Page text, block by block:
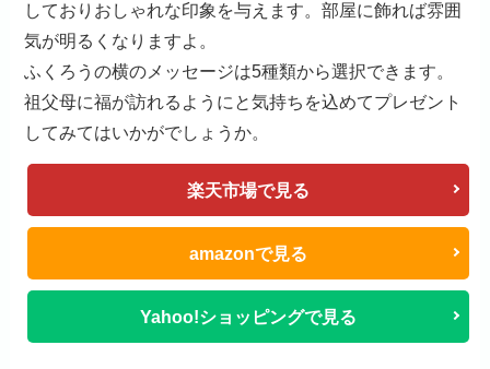
しておりおしゃれな印象を与えます。部屋に飾れば雰囲
気が明るくなりますよ。
ふくろうの横のメッセージは5種類から選択できます。
祖父母に福が訪れるようにと気持ちを込めてプレゼント
してみてはいかがでしょうか。
楽天市場で見る
amazonで見る
Yahoo!ショッピングで見る